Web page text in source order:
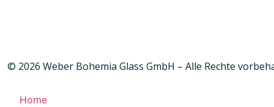
© 2026 Weber Bohemia Glass GmbH – Alle Rechte
Home